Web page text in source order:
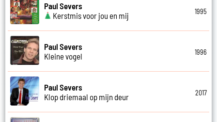
Paul Severs
Kerstmis voor jou en mij
1995
Paul Severs
Kleine vogel
1996
Paul Severs
Klop driemaal op mijn deur
2017